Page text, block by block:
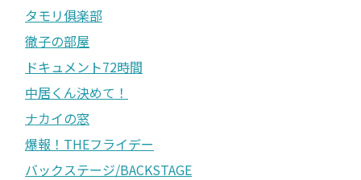
タモリ俱楽部
徹子の部屋
ドキュメント72時間
中居くん決めて！
ナカイの窓
爆報！THEフライデー
バックステージ/BACKSTAGE